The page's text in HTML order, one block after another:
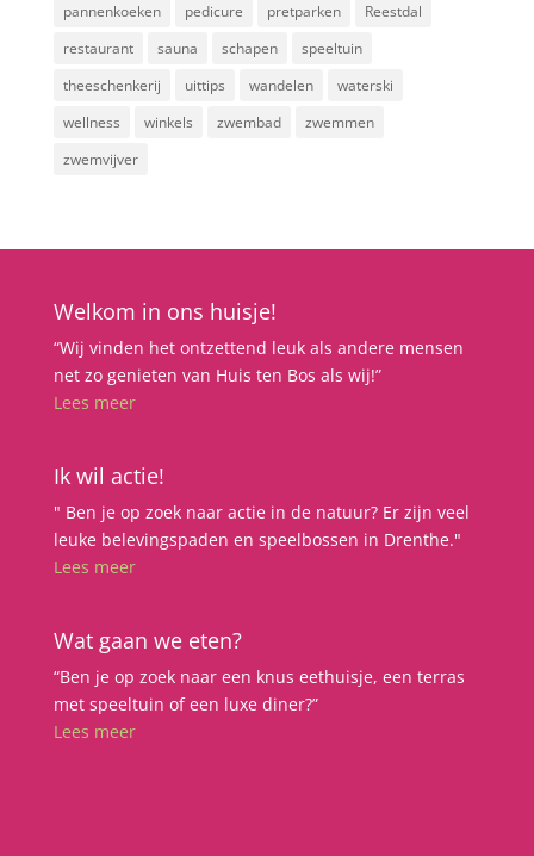
pannenkoeken
pedicure pretparken
Reestdal
restaurant
sauna schapen
speeltuin
theeschenkerij
uittips wandelen
waterski
wellness
winkels zwembad
zwemmen
zwemvijver
Welkom in ons huisje!
“Wij vinden het ontzettend leuk als andere mensen
net zo genieten van Huis ten Bos als wij!”
Lees meer
Ik wil actie!
" Ben je op zoek naar actie in de natuur? Er zijn veel
leuke belevingspaden en speelbossen in Drenthe."
Lees meer
Wat gaan we eten?
“Ben je op zoek naar een knus eethuisje, een terras
met speeltuin of een luxe diner?”
Lees meer